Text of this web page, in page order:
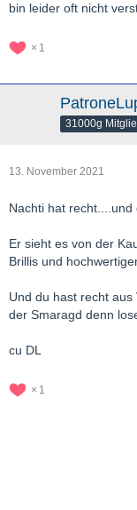
bin leider oft nicht
1
31000g
13. November 2021
Nachti hat recht....und
Er sieht es von der
Brillis und
Und du hast recht
der Smaragd denn
cu DL
1